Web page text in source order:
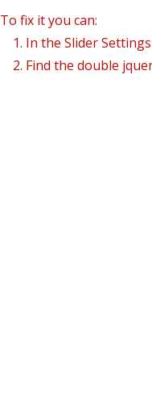
To fix it you can:
1. In the Slider
2. Find the double